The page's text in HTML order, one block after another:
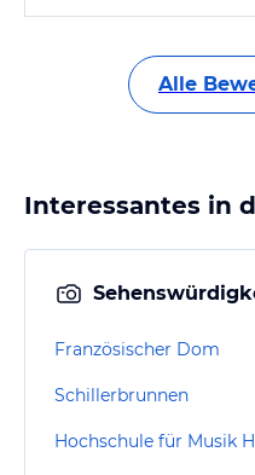
Alle
Interessantes in
Französischer Dom
Schillerbrunnen